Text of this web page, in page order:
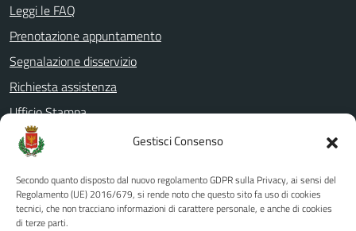
Gestisci Consenso
Secondo quanto disposto dal nuovo regolamento GDPR sulla Privacy, ai sensi del
Regolamento (UE) 2016/679, si rende noto che questo sito fa uso di cookies
tecnici, che non tracciano informazioni di carattere personale, e anche di cookies
di terze parti.
Leggi le FAQ
Prenotazione appuntamento
Segnalazione disservizio
Richiesta assistenza
Ufficio Stampa
Amministrazione Trasparente
Albo pretorio
Informativa privacy
Note legali